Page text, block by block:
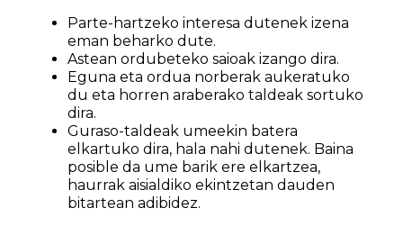
Parte-hartzeko interesa dutenek izena
eman beharko dute.
Astean ordubeteko saioak izango dira.
Eguna eta ordua norberak aukeratuko
du eta horren araberako taldeak sortuko
dira.
Guraso-taldeak umeekin batera
elkartuko dira, hala nahi dutenek. Baina
posible da ume barik ere elkartzea,
haurrak aisialdiko ekintzetan dauden
bitartean adibidez.